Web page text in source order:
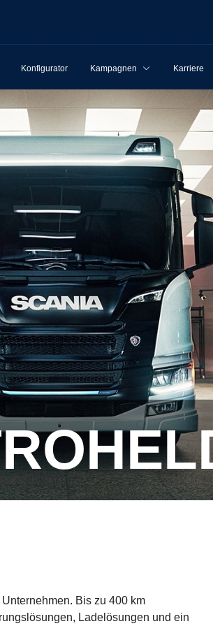
Konfigurator Kampagnen Karriere
Bis zu 400 km
Ladelösungen und ein